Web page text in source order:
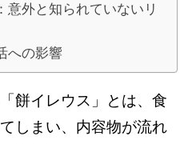
意外と知られていないリ
への影響
餅イレウス」とは、食
しまい、内容物が流れ